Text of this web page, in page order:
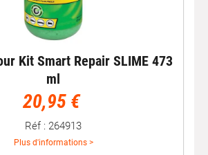
Kit Smart Repair SLIME 473
ml
20,95 €
Réf : 264913
Plus d'informations >